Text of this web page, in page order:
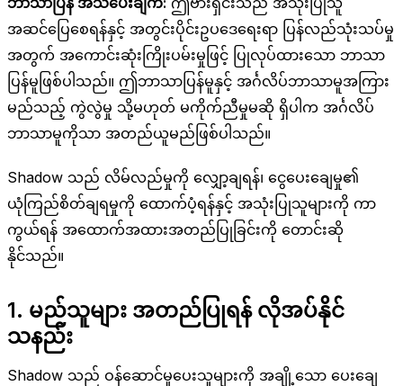
အဆင်ပြေစေရန်နှင့် အတွင်းပိုင်းဥပဒေရေးရာ ပြန်လည်သုံးသပ်မှု
အတွက် အကောင်းဆုံးကြိုးပမ်းမှုဖြင့် ပြုလုပ်ထားသော ဘာသာ
ပြန်မူဖြစ်ပါသည်။ ဤဘာသာပြန်မူနှင့် အင်္ဂလိပ်ဘာသာမူအကြား
မည်သည့် ကွဲလွဲမှု သို့မဟုတ် မကိုက်ညီမှုမဆို ရှိပါက အင်္ဂလိပ်
ဘာသာမူကိုသာ အတည်ယူမည်ဖြစ်ပါသည်။
Shadow သည် လိမ်လည်မှုကို လျှော့ချရန်၊ ငွေပေးချေမှု၏
ယုံကြည်စိတ်ချရမှုကို ထောက်ပံ့ရန်နှင့် အသုံးပြုသူများကို ကာ
ကွယ်ရန် အထောက်အထားအတည်ပြုခြင်းကို တောင်းဆို
နိုင်သည်။
1. မည်သူများ အတည်ပြုရန် လိုအပ်နိုင်
သနည်း
Shadow သည် ဝန်ဆောင်မှုပေးသူများကို အချို့သော ပေးချေ